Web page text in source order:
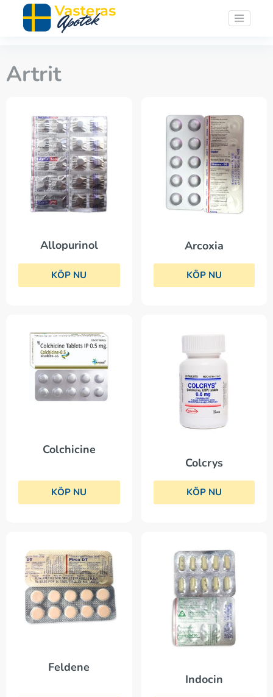
Artrit
Allopurinol
KÖP NU
Arcoxia
KÖP NU
Colchicine
KÖP NU
Colcrys
KÖP NU
Feldene
Indocin